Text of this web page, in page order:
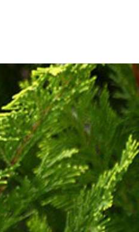
TÖLÖSKERT
NÖVÉNYEINK
ELÉRHETŐSÉG
FIATAL GAZDA